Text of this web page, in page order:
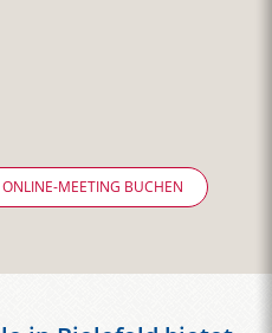
ONLINE-MEETING BUCHEN